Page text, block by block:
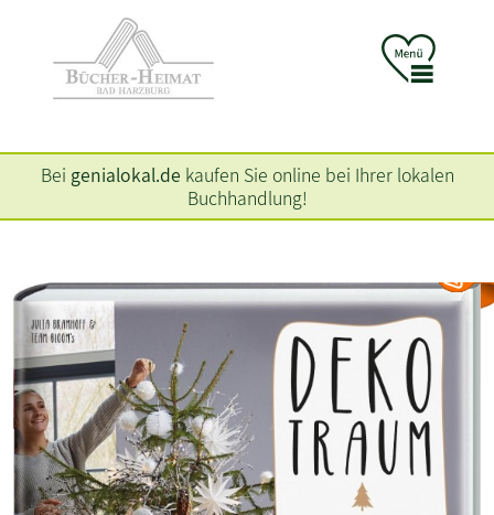
Bei genialokal.de kaufen Sie online bei Ihrer lokalen
Buchhandlung!